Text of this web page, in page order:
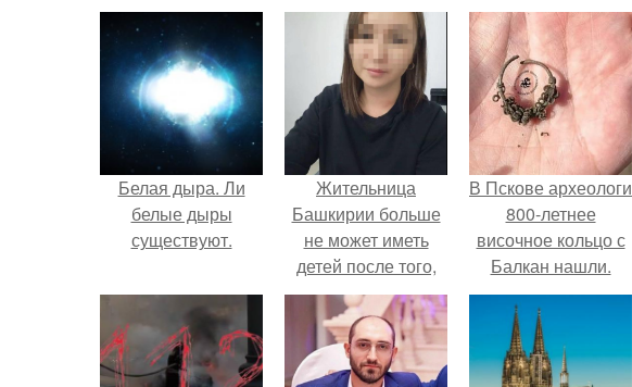
Белая дыра. Ли
белые дыры
существуют.
Жительница
Башкирии больше
не может иметь
детей после того,
как медики сделали
ей аборт на шестом
месяце
беременности и
В Пскове археологи
800-летнее
височное кольцо с
Балкан нашли.